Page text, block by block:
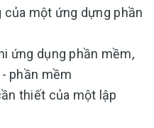
một ứng dựng phần
ứng dụng phần mềm,
phần mềm
thiết của một lập